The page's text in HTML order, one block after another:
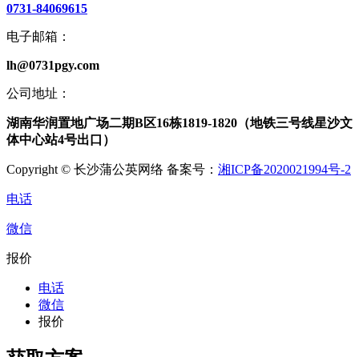
0731-84069615
电子邮箱：
lh@0731pgy.com
公司地址：
湖南华润置地广场二期B区16栋1819-1820（地铁三号线星沙文
体中心站4号出口）
Copyright © 长沙蒲公英网络 备案号： 湘ICP备2020021994号-2
电话
微信
报价
电话
微信
报价